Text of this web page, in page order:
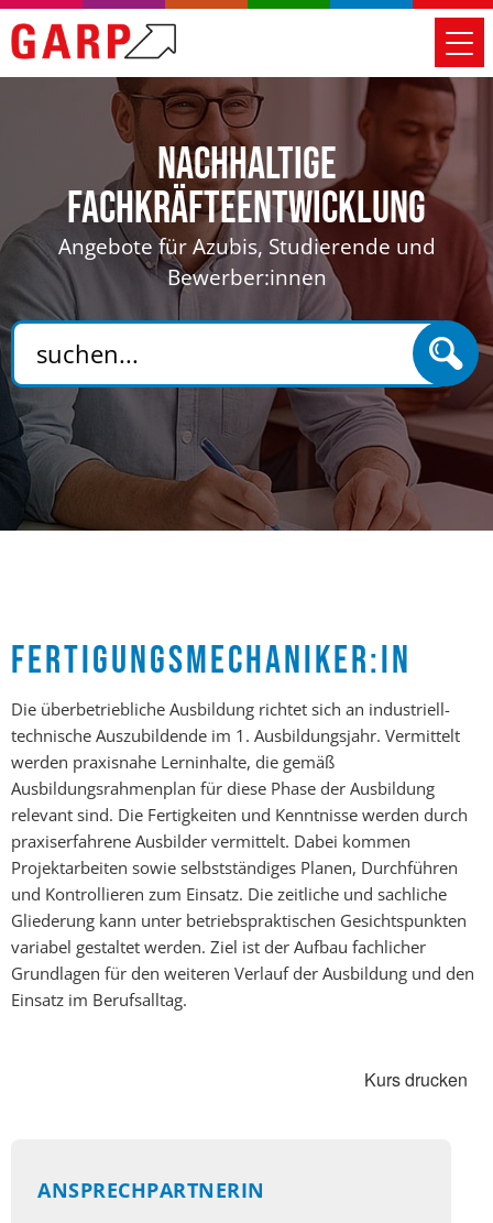
Nachhaltige
Fachkräfteentwicklung
Angebote für Azubis, Studierende und
Bewerber:innen
FERTIGUNGSMECHANIKER:IN
Die überbetriebliche Ausbildung richtet sich an industriell-
technische Auszubildende im 1. Ausbildungsjahr. Vermittelt
werden praxisnahe Lerninhalte, die gemäß
Ausbildungsrahmenplan für diese Phase der Ausbildung
relevant sind. Die Fertigkeiten und Kenntnisse werden durch
praxiserfahrene Ausbilder vermittelt. Dabei kommen
Projektarbeiten sowie selbstständiges Planen, Durchführen
und Kontrollieren zum Einsatz. Die zeitliche und sachliche
Gliederung kann unter betriebspraktischen Gesichtspunkten
variabel gestaltet werden. Ziel ist der Aufbau fachlicher
Grundlagen für den weiteren Verlauf der Ausbildung und den
Einsatz im Berufsalltag.
Kurs drucken
ANSPRECHPARTNERIN